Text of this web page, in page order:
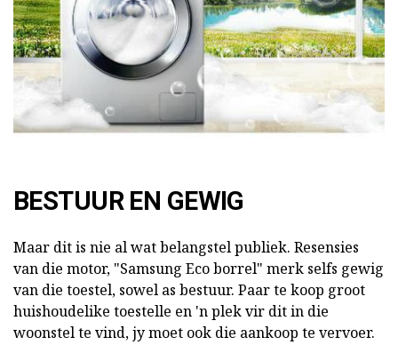
BESTUUR EN GEWIG
Maar dit is nie al wat belangstel publiek. Resensies
van die motor, "Samsung Eco borrel" merk selfs gewig
van die toestel, sowel as bestuur. Paar te koop groot
huishoudelike toestelle en 'n plek vir dit in die
woonstel te vind, jy moet ook die aankoop te vervoer.